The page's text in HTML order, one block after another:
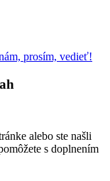
prosím, vedieť!
alebo ste našli
s doplnením